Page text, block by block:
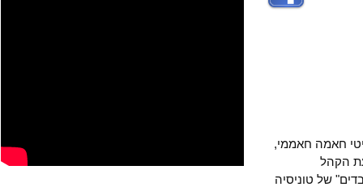
חאמה חאממי,
דעת הקהל
של טוניסיה